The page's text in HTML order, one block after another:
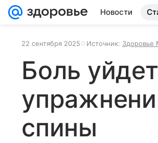
Новости
22 сентября 2025 Источник: Здоровье
Боль
спины